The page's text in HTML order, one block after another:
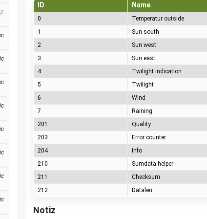
ID Name
0 Temperatur outside
1
Sun south
2
Sun west
3
Sun east
4
Twilight indication
5
Twilight
6
Wind
7
Raining
201
Quality
203
Error counter
204
Info
210
Sumdata helper
211
Checksum
212
Datalen
Notiz